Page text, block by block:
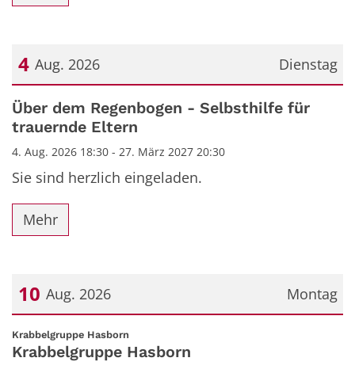
Dienstag
4 Aug. 2026
Datum: 4. August 2026
Über dem Regenbogen - Selbsthilfe für
trauernde Eltern
4. Aug. 2026 18:30 - 27. März 2027 20:30
Sie sind herzlich eingeladen.
Mehr
Montag
10 Aug. 2026
Datum: 10. August 2026
Krabbelgruppe Hasborn
Krabbelgruppe Hasborn